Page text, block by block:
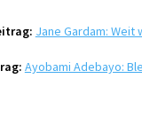
Jane Gardam: Weit
Ayobami Adebayo: